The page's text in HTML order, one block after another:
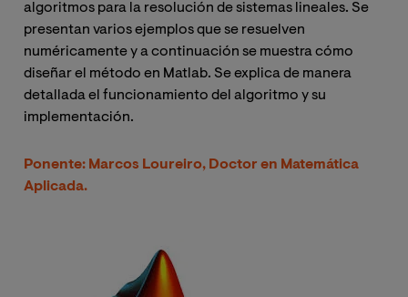
algoritmos para la resolución de sistemas lineales. Se
presentan varios ejemplos que se resuelven
numéricamente y a continuación se muestra cómo
diseñar el método en Matlab. Se explica de manera
detallada el funcionamiento del algoritmo y su
implementación.
Ponente: Marcos Loureiro, Doctor en Matemática
Aplicada.